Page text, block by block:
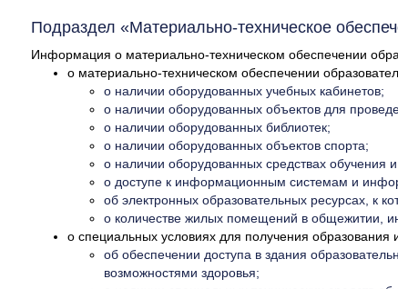
Подраздел «Материально-техническое
Информация о материально-техническом обеспечении
о материально-техническом обеспечении
о наличии оборудованных учебных кабинетов;
о наличии оборудованных объектов для
о наличии оборудованных библиотек;
о наличии оборудованных объектов спорта;
о наличии оборудованных средствах обучения
о доступе к информационным системам и
об электронных образовательных ресурсах, к
о количестве жилых помещений в общежитии,
о специальных условиях для получения
об обеспечении доступа в здания
возможностями здоровья;